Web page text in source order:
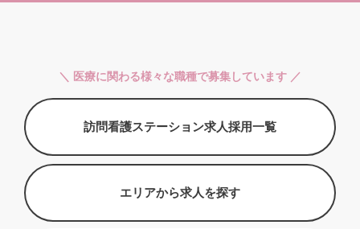
＼ 医療に関わる様々な職種で募集しています ／
訪問看護ステーション求人採用一覧
エリアから求人を探す